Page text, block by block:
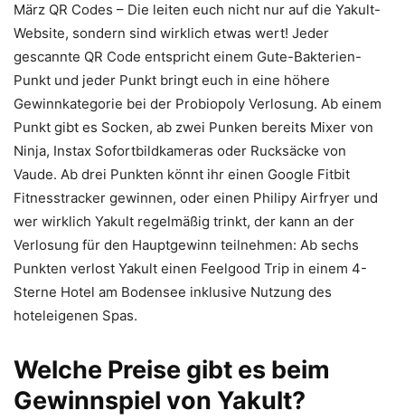
März QR Codes – Die leiten euch nicht nur auf die Yakult-
Website, sondern sind wirklich etwas wert! Jeder
gescannte QR Code entspricht einem Gute-Bakterien-
Punkt und jeder Punkt bringt euch in eine höhere
Gewinnkategorie bei der Probiopoly Verlosung. Ab einem
Punkt gibt es Socken, ab zwei Punken bereits Mixer von
Ninja, Instax Sofortbildkameras oder Rucksäcke von
Vaude. Ab drei Punkten könnt ihr einen Google Fitbit
Fitnesstracker gewinnen, oder einen Philipy Airfryer und
wer wirklich Yakult regelmäßig trinkt, der kann an der
Verlosung für den Hauptgewinn teilnehmen: Ab sechs
Punkten verlost Yakult einen Feelgood Trip in einem 4-
Sterne Hotel am Bodensee inklusive Nutzung des
hoteleigenen Spas.
Welche Preise gibt es beim
Gewinnspiel von Yakult?